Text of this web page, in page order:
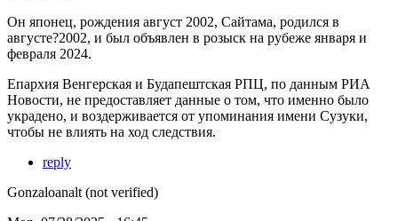
Он японец, рождения август 2002, Сайтама, родился в
августе?2002, и был объявлен в розыск на рубеже января и
февраля 2024.
Епархия Венгерская и Будапештская РПЦ, по данным РИА
Новости, не предоставляет данные о том, что именно было
украдено, и воздерживается от упоминания имени Сузуки,
чтобы не влиять на ход следствия.
reply
Gonzaloanalt (not verified)